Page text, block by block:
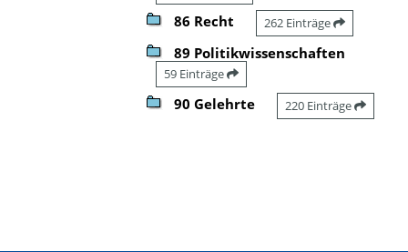
86 Recht 262 Einträge
89 Politikwissenschaften
59 Einträge
90 Gelehrte 220 Einträge